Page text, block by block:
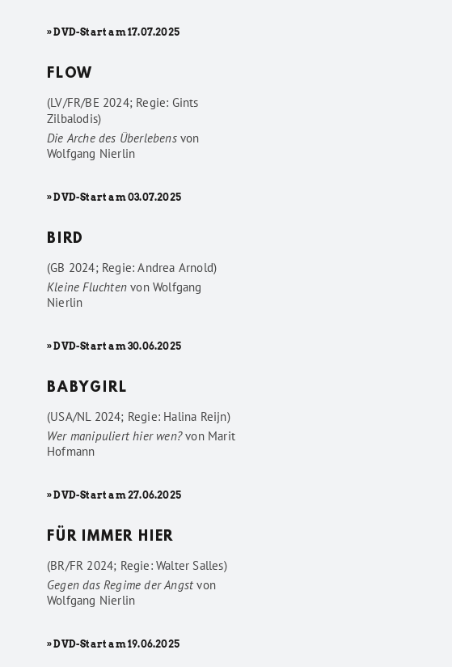
» DVD-Start am 17.07.2025
FLOW
(LV/FR/BE 2024; Regie: Gints
Zilbalodis)
Die Arche des Überlebensvon
Wolfgang Nierlin
» DVD-Start am 03.07.2025
BIRD
(GB 2024; Regie: Andrea Arnold)
Kleine Fluchtenvon Wolfgang
Nierlin
» DVD-Start am 30.06.2025
BABYGIRL
(USA/NL 2024; Regie: Halina Reijn)
Wer manipuliert hier wen?von Marit
Hofmann
» DVD-Start am 27.06.2025
FÜR IMMER HIER
(BR/FR 2024; Regie: Walter Salles)
Gegen das Regime der Angstvon
Wolfgang Nierlin
» DVD-Start am 19.06.2025